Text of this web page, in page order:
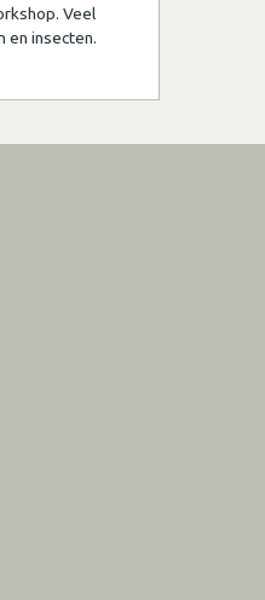
Veel
en insecten.